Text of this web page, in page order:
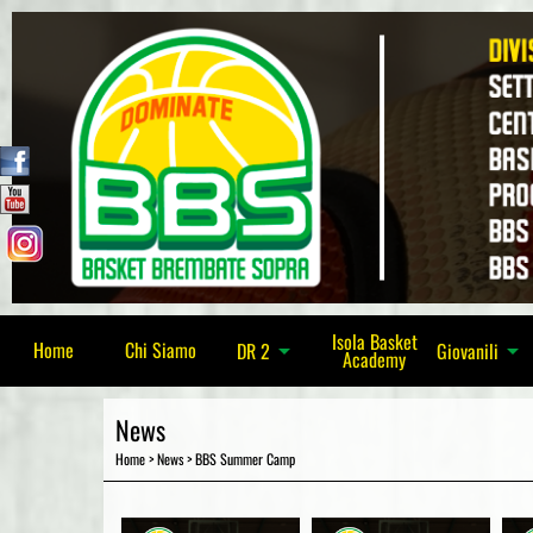
Home Chi Siamo DR 2 arrow_drop_down Isola Basket
Academy Giovanili arrow_drop_down
News
Home>News>BBS Summer Camp